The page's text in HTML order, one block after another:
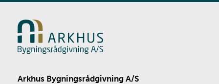
Arkhus Bygningsrådgivning A/S